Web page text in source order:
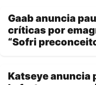
Gaab anuncia
críticas por
“Sofri
Katseye anuncia